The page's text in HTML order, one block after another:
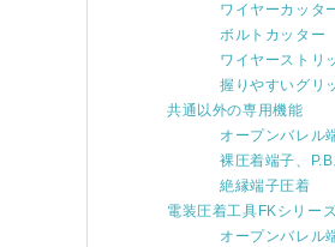
ワイヤーカッタ
ボルトカッター
ワイヤーストリ
握りやすいグリ
共通以外の専用機能
オープンバレル
裸圧着端子、
絶縁端子圧着
電装圧着工具FKシリー
オープンバレル